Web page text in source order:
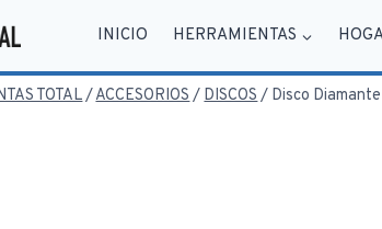
INICIO HERRAMIENTAS
TOTAL/ACCESORIOS/DISCOS/ Disco Diamante